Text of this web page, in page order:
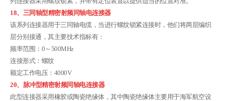
18、三同轴型精密射频同轴电连接器
该系列连接器用于三同轴电缆，当进行螺纹锁紧连接时，他们将两层编织
层分别接通，其主要技术指标有：
频率范围：0～500MHz
连接形式：螺纹
额定工作电压：4000V
20、脉冲型精密射频同轴电连接器
此型连接器采用橡胶或陶瓷绝缘体，其中陶瓷绝缘体主要用于海军航空设